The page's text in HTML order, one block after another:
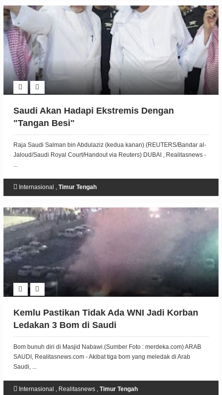
Saudi Akan Hadapi Ekstremis Dengan
"Tangan Besi"
Raja Saudi Salman bin Abdulaziz (kedua kanan) (REUTERS/Bandar al-
Jaloud/Saudi Royal Court/Handout via Reuters) DUBAI , Realitasnews -
Internasional Timur Tengah
Kemlu Pastikan Tidak Ada WNI Jadi Korban
Ledakan 3 Bom di Saudi
Bom bunuh diri di Masjid Nabawi.(Sumber Foto : merdeka.com) ARAB
SAUDI, Realitasnews.com - Akibat tiga bom yang meledak di Arab
Saudi, ...
Internasional Realitasnews, Timur Tengah